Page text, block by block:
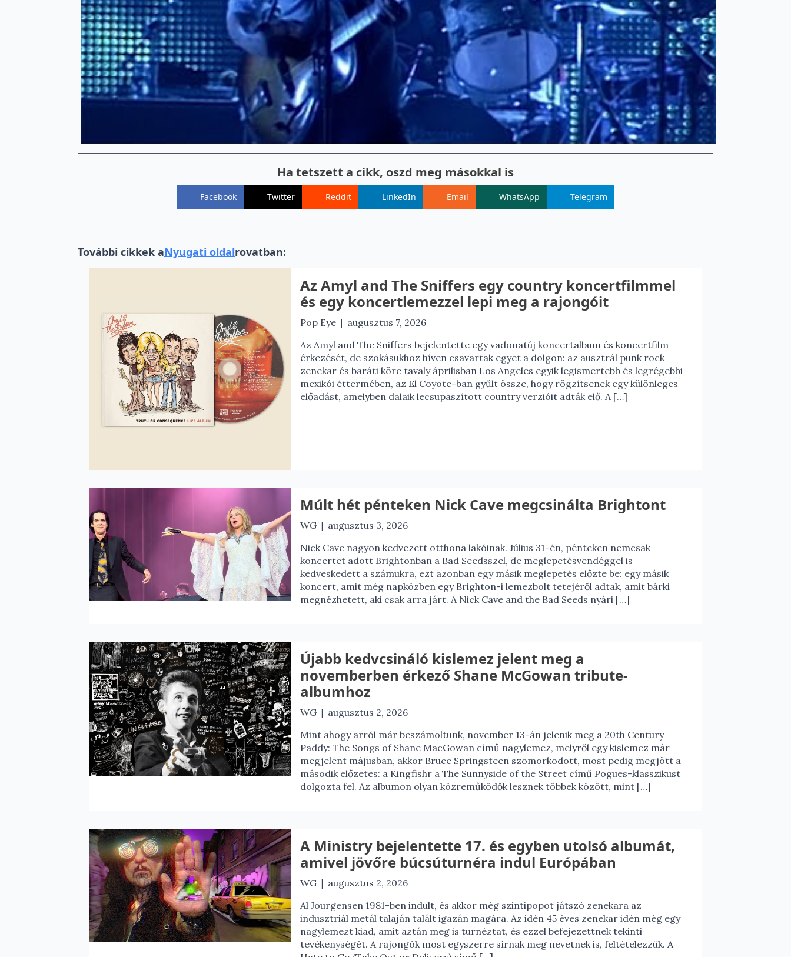
Ha tetszett a cikk, oszd meg másokkal is
Facebook Twitter Reddit LinkedIn Email WhatsApp Telegram
További cikkek aNyugati oldalrovatban:
Az Amyl and The Sniffers egy country koncertfilmmel
és egy koncertlemezzel lepi meg a rajongóit
Pop Eye | augusztus 7, 2026
Az Amyl and The Sniffers bejelentette egy vadonatúj koncertalbum és koncertfilm
érkezését, de szokásukhoz híven csavartak egyet a dolgon: az ausztrál punk rock
zenekar és baráti köre tavaly áprilisban Los Angeles egyik legismertebb és legrégebbi
mexikói éttermében, az El Coyote-ban gyűlt össze, hogy rögzítsenek egy különleges
előadást, amelyben dalaik lecsupaszított country verzióit adták elő. A […]
Múlt hét pénteken Nick Cave megcsinálta Brightont
WG | augusztus 3, 2026
Nick Cave nagyon kedvezett otthona lakóinak. Július 31-én, pénteken nemcsak
koncertet adott Brightonban a Bad Seedsszel, de meglepetésvendéggel is
kedveskedett a számukra, ezt azonban egy másik meglepetés előzte be: egy másik
koncert, amit még napközben egy Brighton-i lemezbolt tetejéről adtak, amit bárki
megnézhetett, aki csak arra járt. A Nick Cave and the Bad Seeds nyári […]
Újabb kedvcsináló kislemez jelent meg a
novemberben érkező Shane McGowan tribute-
albumhoz
WG | augusztus 2, 2026
Mint ahogy arról már beszámoltunk, november 13-án jelenik meg a 20th Century
Paddy: The Songs of Shane MacGowan című nagylemez, melyről egy kislemez már
megjelent májusban, akkor Bruce Springsteen szomorkodott, most pedig megjött a
második előzetes: a Kingfishr a The Sunnyside of the Street című Pogues-klasszikust
dolgozta fel. Az albumon olyan közreműködők lesznek többek között, mint […]
A Ministry bejelentette 17. és egyben utolsó albumát,
amivel jövőre búcsúturnéra indul Európában
WG | augusztus 2, 2026
Al Jourgensen 1981-ben indult, és akkor még szintipopot játszó zenekara az
indusztriál metál talaján talált igazán magára. Az idén 45 éves zenekar idén még egy
nagylemezt kiad, amit aztán meg is turnéztat, és ezzel befejezettnek tekinti
tevékenységét. A rajongók most egyszerre sírnak meg nevetnek is, feltételezzük. A